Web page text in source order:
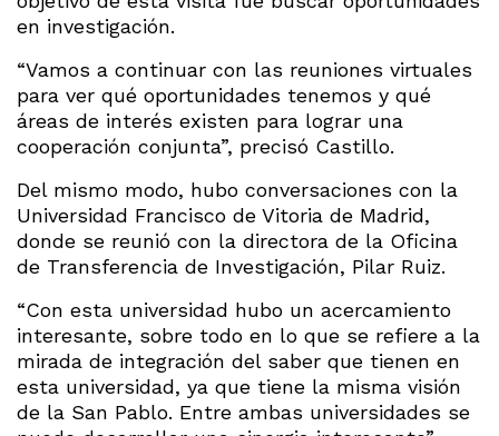
en investigación.
“Vamos a continuar con las reuniones virtuales
para ver qué oportunidades tenemos y qué
áreas de interés existen para lograr una
cooperación conjunta”, precisó Castillo.
Del mismo modo, hubo conversaciones con la
Universidad Francisco de Vitoria de Madrid,
donde se reunió con la directora de la Oficina
de Transferencia de Investigación, Pilar Ruiz.
“Con esta universidad hubo un acercamiento
interesante, sobre todo en lo que se refiere a la
mirada de integración del saber que tienen en
esta universidad, ya que tiene la misma visión
de la San Pablo. Entre ambas universidades se